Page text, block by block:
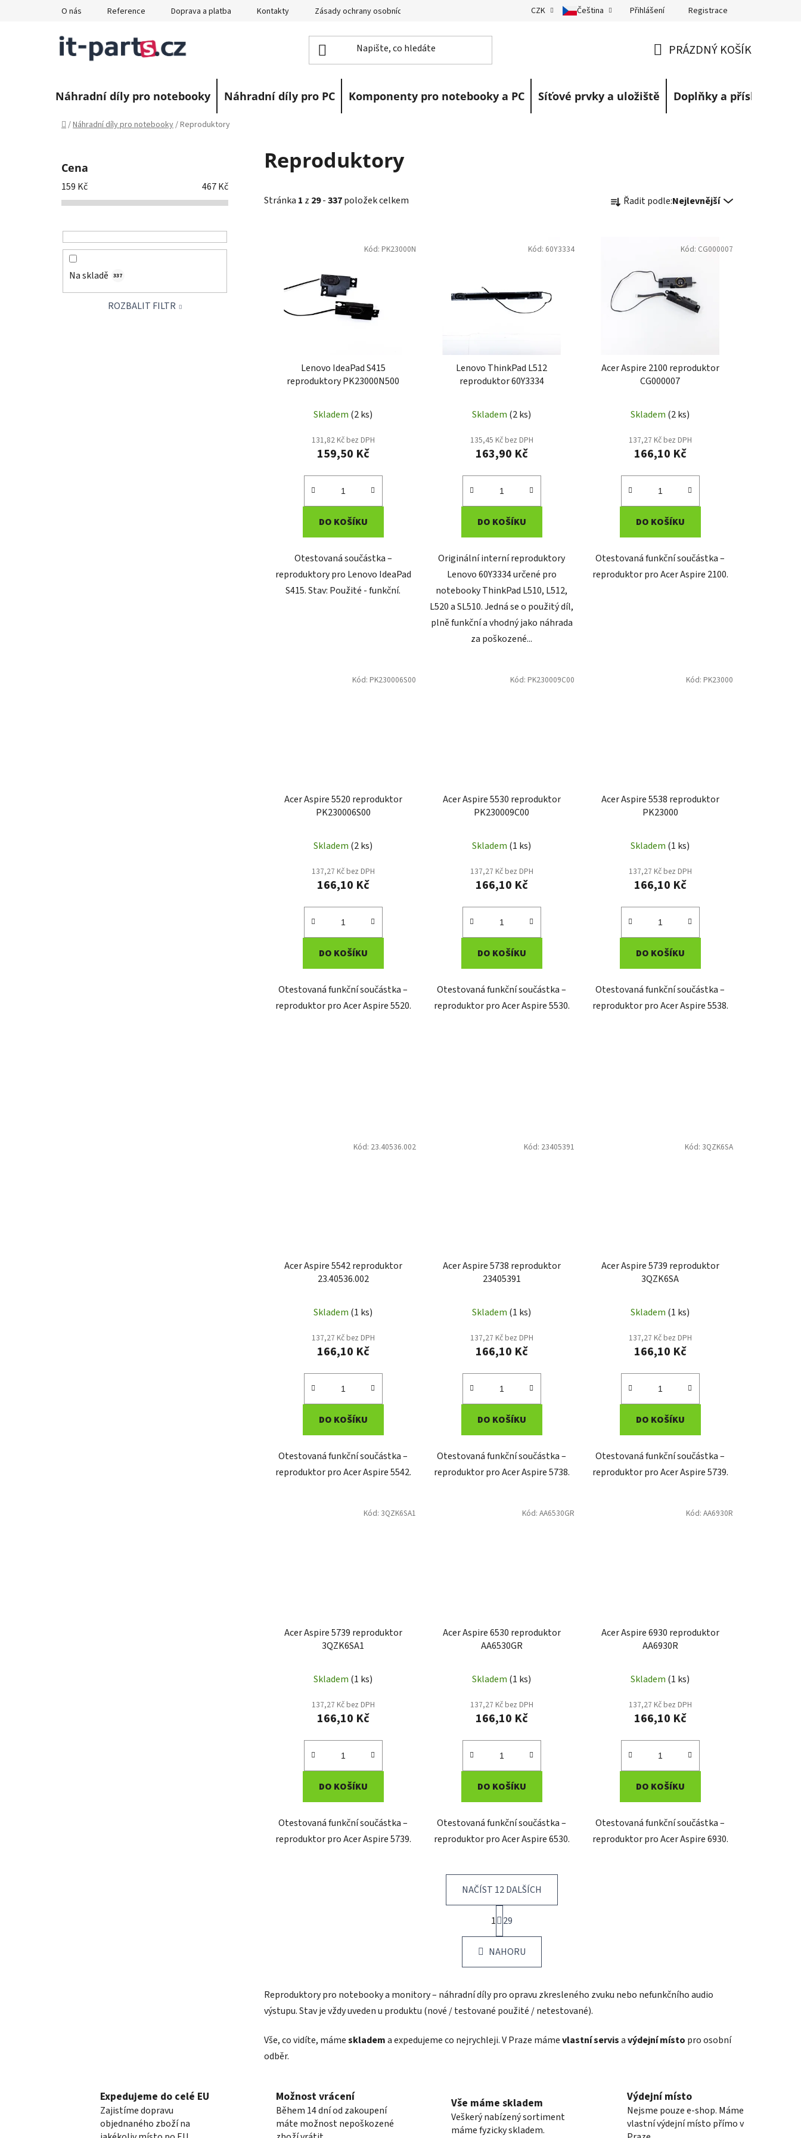
O nás Reference Doprava a platba Kontakty Zásady ochrany osobních údajů Reklamace Obchodní podmínky Blog
CZK Čeština Přihlášení Registrace
KOŠÍK
PRÁZDNÝ KOŠÍK
Náhradní díly pro notebooky Náhradní díly pro PC Komponenty pro notebooky a PC Síťové prvky a uložiště Doplňky a příslušenství
Domů
/Náhradní díly pro notebooky/Reproduktory
Cena
159 Kč 467Kč
Na skladě 337
ROZBALIT FILTR
Reproduktory
Stránka 1 z 29-337položek celkem a
p
r
o
k
t
Řadit podle:Nejlevnější
Lenovo IdeaPad S415
reproduktory PK23000N500
Skladem (2 ks)
131,82 Kč bez DPH
159,50 Kč
DO KOŠÍKU
Otestovaná součástka –
reproduktory pro Lenovo IdeaPad
S415. Stav: Použité - funkční.
Kód: PK23000N
Lenovo ThinkPad L512
reproduktor 60Y3334
Skladem (2 ks)
135,45 Kč bez DPH
163,90 Kč
DO KOŠÍKU
Originální interní reproduktory
Lenovo 60Y3334 určené pro
notebooky ThinkPad L510, L512,
L520 a SL510. Jedná se o použitý díl,
plně funkční a vhodný jako náhrada
za poškozené...
Kód: 60Y3334
Acer Aspire 2100 reproduktor
CG000007
Skladem (2 ks)
137,27 Kč bez DPH
166,10 Kč
DO KOŠÍKU
Otestovaná funkční součástka –
reproduktor pro Acer Aspire 2100.
Kód: CG000007
Acer Aspire 5520 reproduktor
PK230006S00
Skladem (2 ks)
137,27 Kč bez DPH
166,10 Kč
DO KOŠÍKU
Otestovaná funkční součástka –
reproduktor pro Acer Aspire 5520.
Kód: PK230006S00
Acer Aspire 5530 reproduktor
PK230009C00
Skladem (1 ks)
137,27 Kč bez DPH
166,10 Kč
DO KOŠÍKU
Otestovaná funkční součástka –
reproduktor pro Acer Aspire 5530.
Kód: PK230009C00
Acer Aspire 5538 reproduktor
PK23000
Skladem (1 ks)
137,27 Kč bez DPH
166,10 Kč
DO KOŠÍKU
Otestovaná funkční součástka –
reproduktor pro Acer Aspire 5538.
Kód: PK23000
Acer Aspire 5542 reproduktor
23.40536.002
Skladem (1 ks)
137,27 Kč bez DPH
166,10 Kč
DO KOŠÍKU
Otestovaná funkční součástka –
reproduktor pro Acer Aspire 5542.
Kód: 23.40536.002
Acer Aspire 5738 reproduktor
23405391
Skladem (1 ks)
137,27 Kč bez DPH
166,10 Kč
DO KOŠÍKU
Otestovaná funkční součástka –
reproduktor pro Acer Aspire 5738.
Kód: 23405391
Acer Aspire 5739 reproduktor
3QZK6SA
Skladem (1 ks)
137,27 Kč bez DPH
166,10 Kč
DO KOŠÍKU
Otestovaná funkční součástka –
reproduktor pro Acer Aspire 5739.
Kód: 3QZK6SA
Acer Aspire 5739 reproduktor
3QZK6SA1
Skladem (1 ks)
137,27 Kč bez DPH
166,10 Kč
DO KOŠÍKU
Otestovaná funkční součástka –
reproduktor pro Acer Aspire 5739.
Kód: 3QZK6SA1
Acer Aspire 6530 reproduktor
AA6530GR
Skladem (1 ks)
137,27 Kč bez DPH
166,10 Kč
DO KOŠÍKU
Otestovaná funkční součástka –
reproduktor pro Acer Aspire 6530.
Kód: AA6530GR
Acer Aspire 6930 reproduktor
AA6930R
Skladem (1 ks)
137,27 Kč bez DPH
166,10 Kč
DO KOŠÍKU
Otestovaná funkční součástka –
reproduktor pro Acer Aspire 6930.
Kód: AA6930R
O
v
l
á
a
í
r
ý
p
NAČÍST 12 DALŠÍCH
S
t
r
n
k
v
á
n
1 29
NAHORU
Reproduktory pro notebooky a monitory – náhradní díly pro opravu zkresleného zvuku nebo nefunkčního audio
výstupu. Stav je vždy uveden u produktu (nové / testované použité / netestované).
Vše, co vidíte, mámeskladema expedujeme co nejrychleji. V Praze mámevlastní servisavýdejní místo pro osobní
odběr.
Expedujeme do celé EU
Zajistíme dopravu
objednaného zboží na
Možnost vrácení
Během 14 dní od zakoupení
máte možnost nepoškozené
Vše máme skladem
Veškerý nabízený sortiment
máme fyzicky skladem.
Výdejní místo
Nejsme pouze e-shop. Máme
vlastní výdejní místo přímo v